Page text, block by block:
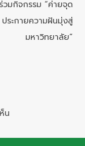
วมกิจกรรม “ค่ายจุด
ประกายความฝันมุ่งสู่
มหาวิทยาลัย”
น